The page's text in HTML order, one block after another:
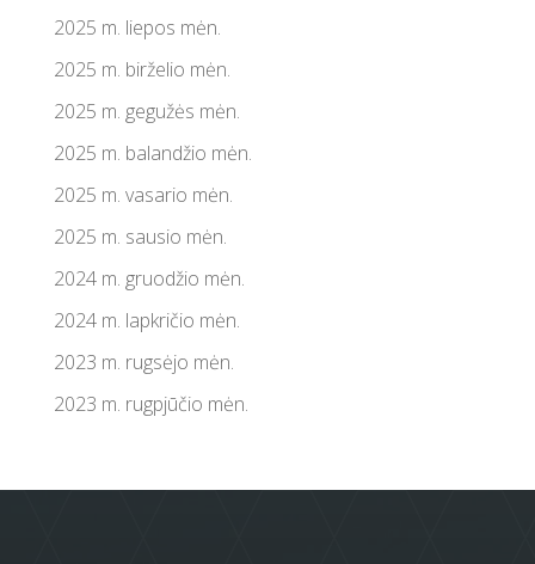
2025 m. liepos mėn.
2025 m. birželio mėn.
2025 m. gegužės mėn.
2025 m. balandžio mėn.
2025 m. vasario mėn.
2025 m. sausio mėn.
2024 m. gruodžio mėn.
2024 m. lapkričio mėn.
2023 m. rugsėjo mėn.
2023 m. rugpjūčio mėn.